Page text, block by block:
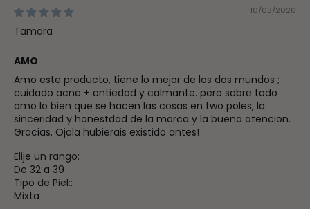
10/03/2026
Tamara
AMO
Amo este producto, tiene lo mejor de los dos mundos ;
cuidado acne + antiedad y calmante. pero sobre todo
amo lo bien que se hacen las cosas en two poles, la
sinceridad y honestdad de la marca y la buena atencion.
Gracias. Ojala hubierais existido antes!
Elije un rango:
De 32 a 39
Tipo de Piel::
Mixta